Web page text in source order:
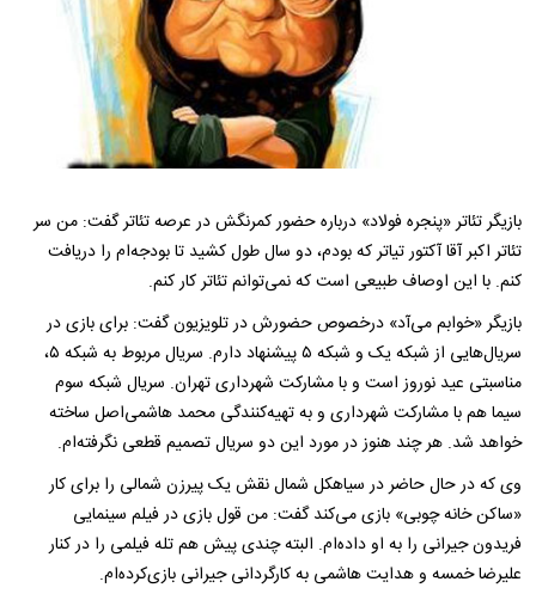
بازیگر تئاتر «پنجره فولاد» درباره حضور کمرنگش در عرصه تئاتر گفت: من سر
تئاتر اکبر آقا آکتور تیاتر که بودم، دو سال طول کشید تا بودجه‌ام را دریافت
کنم. با این اوصاف طبیعی است که نمی‌توانم تئاتر کار کنم.
بازیگر «خوابم می‌آد» درخصوص حضورش در تلویزیون گفت: برای بازی در
سریال‌هایی از شبکه یک و شبکه ۵ پیشنهاد دارم. سریال مربوط به شبکه ۵،
مناسبتی عید نوروز است و با مشارکت شهرداری تهران. سریال شبکه سوم
سیما هم با مشارکت شهرداری و به تهیه‌کنندگی محمد هاشمی‌اصل ساخته
خواهد شد. هر چند هنوز در مورد این دو سریال تصمیم قطعی نگرفته‌ام.
وی که در حال حاضر در سیاهکل شمال نقش یک پیرزن شمالی را برای کار
«ساکن خانه چوبی» بازی می‌کند گفت: من قول بازی در فیلم سینمایی
فریدون جیرانی را به او داده‌ام. البته چندی پیش هم تله فیلمی را در کنار
علیرضا خمسه و هدایت هاشمی به کارگردانی جیرانی بازی‌کرده‌ام.